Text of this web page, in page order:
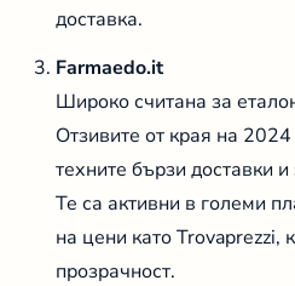
доставка.
Farmaedo.it
Широко считана за
Отзивите от края на
техните бързи доставки
Те са активни в големи
на цени като Trovaprezzi,
прозрачност.